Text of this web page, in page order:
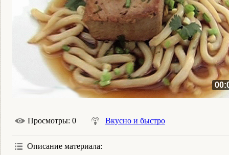
Просмотры: 0 Вкусно и быстро
Описание материала: